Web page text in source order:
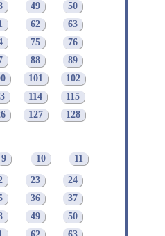
49
50
62
63
75
76
88
89
101
102
114
115
127
128
9 10 11
23
24
36
37
49
50